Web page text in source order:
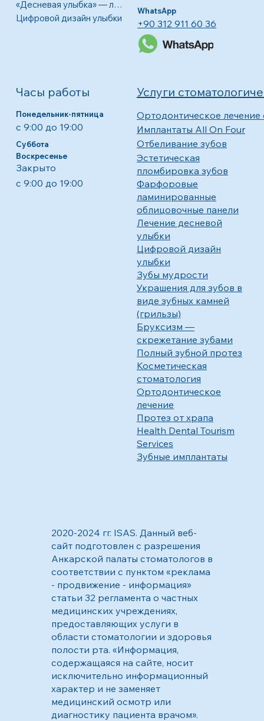
«Десневая улыбка» — лечение видимых десен.
Цифровой дизайн улыбки
WhatsApp
+90 312 911 60 36
Часы работы
Понедельник-пятница
Воскресенье
с 9:00 до 19:00
Суббота
Закрыто
с 9:00 до 19:00
Услуги
Ортодонтическое
Имплантаты All On Four
Отбеливание зубов
Эстетическая
пломбировка зубов
Фарфоровые
ламинированные
облицовочные панели
Лечение десневой
улыбки
Цифровой дизайн
улыбки
Зубы мудрости
Украшения для зубов в
виде зубных камней
(грильзы)
Бруксизм —
скрежетание зубами
Полный зубной протез
Косметическая
стоматология
Ортодонтическое
лечение
Протез от храпа
Health Dental Tourism
Services
Зубные имплантаты
2020-2024 гг. ISAS. Данный веб-
сайт подготовлен с разрешения
Анкарской палаты стоматологов в
соответствии с пунктом «реклама
- продвижение - информация»
статьи 32 регламента о частных
медицинских учреждениях,
предоставляющих услуги в
области стоматологии и здоровья
полости рта. «Информация,
содержащаяся на сайте, носит
исключительно информационный
характер и не заменяет
медицинский осмотр или
диагностику пациента врачом».